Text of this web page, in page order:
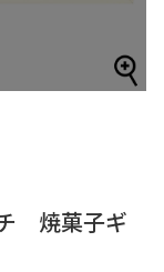
焼菓子ギ